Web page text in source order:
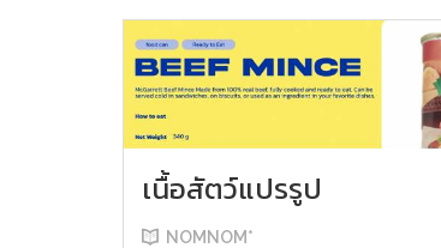
เนื้อสัตว์แปรรูป
NOMNOM*